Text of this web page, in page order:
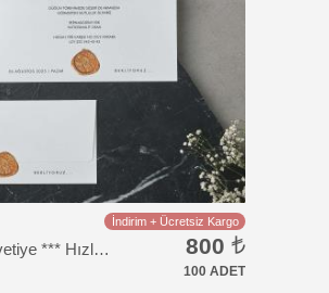
Davetiye Kodu: RS533
İndirim + Ücretsiz Kargo
Zarfsız Katlamalı Davetiye *** Hızlı Kargo *** 800
100 ADET